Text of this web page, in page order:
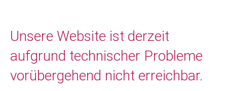
Unsere Website ist derzeit
aufgrund technischer Probleme
vorübergehend nicht erreichbar.